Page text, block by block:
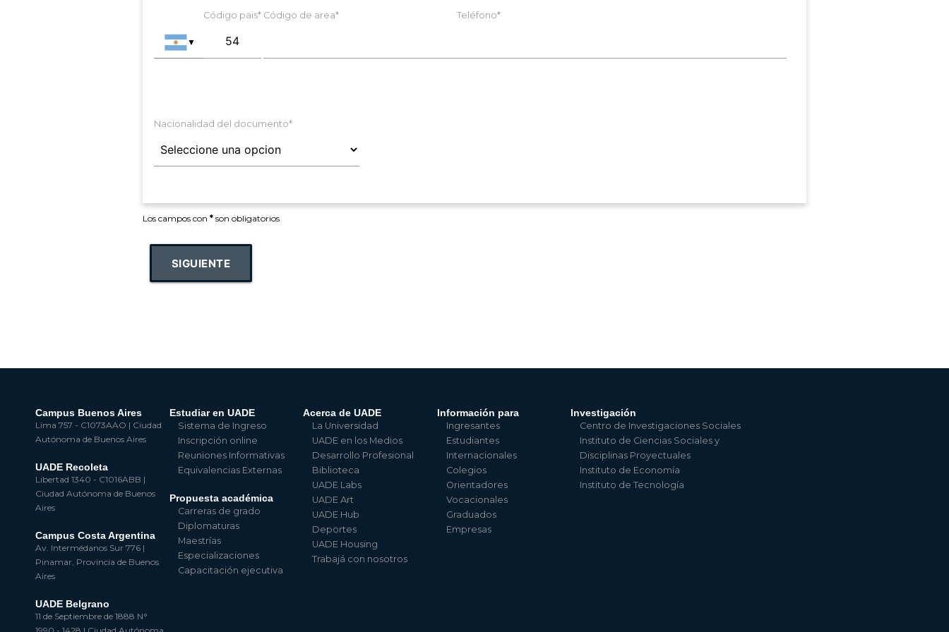
▼
Código pais* Código de area* Teléfono*
Nacionalidad del documento*
Los campos con *son obligatorios
SIGUIENTE
Campus Buenos Aires
Lima 757 - C1073AAO | Ciudad
Autónoma de Buenos Aires
UADE Recoleta
Libertad 1340 - C1016ABB |
Ciudad Autónoma de Buenos
Aires
Campus Costa Argentina
Av. Intermédanos Sur 776 |
Pinamar, Provincia de Buenos
Aires
UADE Belgrano
11 de Septiembre de 1888 N°
Estudiar en UADE
Sistema de Ingreso
Inscripción online
Reuniones Informativas
Equivalencias Externas
Propuesta académica
Carreras de grado
Diplomaturas
Maestrías
Especializaciones
Capacitación ejecutiva
Acerca de UADE
La Universidad
UADE en los Medios
Desarrollo Profesional
Biblioteca
UADE Labs
UADE Art
UADE Hub
Deportes
UADE Housing
Trabajá con nosotros
Información para
Ingresantes
Estudiantes
Internacionales
Colegios
Orientadores
Vocacionales
Graduados
Empresas
Investigación
Centro de Investigaciones Sociales
Instituto de Ciencias Sociales y
Disciplinas Proyectuales
Instituto de Economía
Instituto de Tecnología